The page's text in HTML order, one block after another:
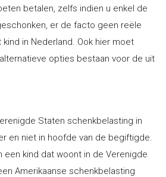
betalen, zelfs indien u enkel de
er de facto geen reële
in Nederland. Ook hier moet
opties bestaan voor de uit
Staten schenkbelasting in
en niet in hoofde van de begiftigde.
een kind dat woont in de Verenigde
Amerikaanse schenkbelasting